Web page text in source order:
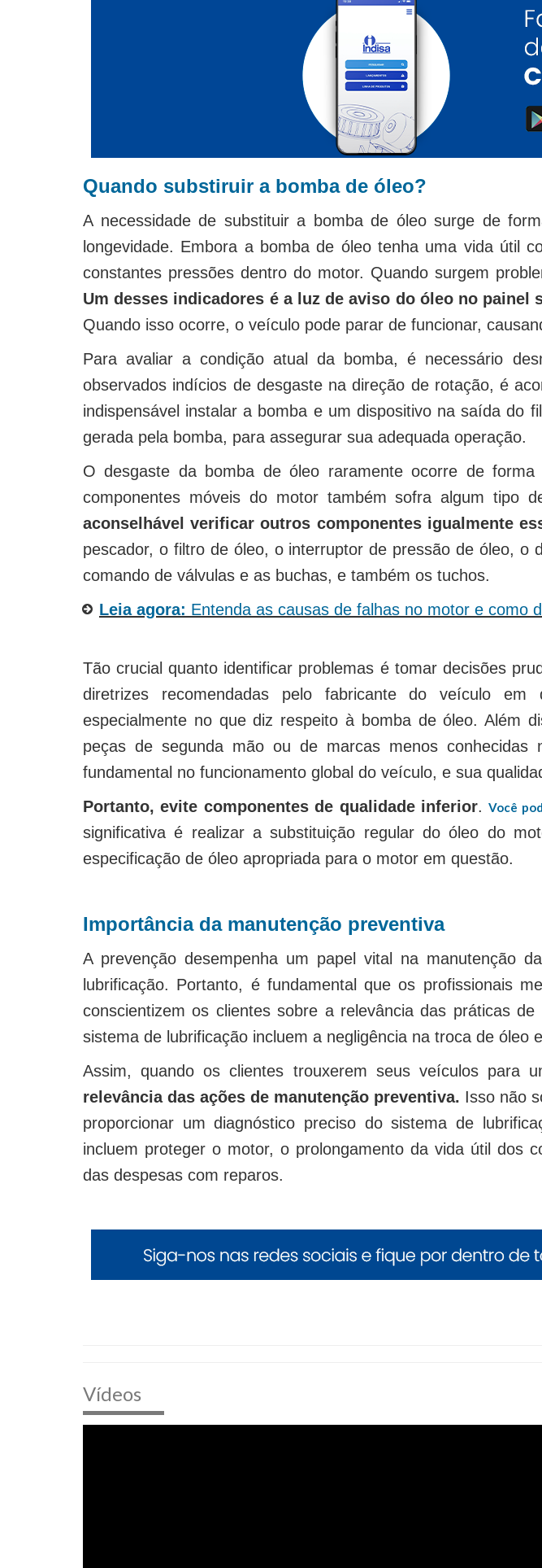
Quando substiruir a bomba de óleo?
A necessidade de substituir a bomba de óleo surge de
longevidade. Embora a bomba de óleo tenha uma vida útil
constantes pressões dentro do motor. Quando surgem
Um desses indicadores é a luz de aviso do óleo no painel
Quando isso ocorre, o veículo pode parar de funcionar,
Para avaliar a condição atual da bomba, é necessário
observados indícios de desgaste na direção de rotação, é
indispensável instalar a bomba e um dispositivo na saída do
gerada pela bomba, para assegurar sua adequada operação.
O desgaste da bomba de óleo raramente ocorre de
componentes móveis do motor também sofra algum tipo
aconselhável verificar outros componentes igualmente
pescador, o filtro de óleo, o interruptor de pressão de óleo,
comando de válvulas e as buchas, e também os tuchos.
Leia agora: Entenda as causas de falhas no motor e como
Tão crucial quanto identificar problemas é tomar decisões
diretrizes recomendadas pelo fabricante do veículo em
especialmente no que diz respeito à bomba de óleo. Além
peças de segunda mão ou de marcas menos
fundamental no funcionamento global do veículo, e sua
Portanto, evite componentes de qualidade inferior.Você
significativa é realizar a substituição regular do óleo do
especificação de óleo apropriada para o motor em questão.
Importância da manutenção preventiva
A prevenção desempenha um papel vital na manutenção
lubrificação. Portanto, é fundamental que os profissionais
conscientizem os clientes sobre a relevância das práticas
sistema de lubrificação incluem a negligência na troca de óleo
Assim, quando os clientes trouxerem seus veículos para
relevância das ações de manutenção preventiva. Isso não
proporcionar um diagnóstico preciso do sistema de
incluem proteger o motor, o prolongamento da vida útil dos
das despesas com reparos.
Vídeos